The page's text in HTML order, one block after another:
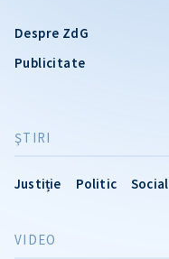
Despre ZdG
Publicitate
ŞTIRI
Justiție Politic Social
VIDEO